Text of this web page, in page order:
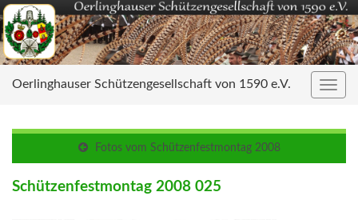
Oerlinghauser Schützengesellschaft von 1590 e.V.
Fotos vom Schützenfestmontag 2008
Schützenfestmontag 2008 025